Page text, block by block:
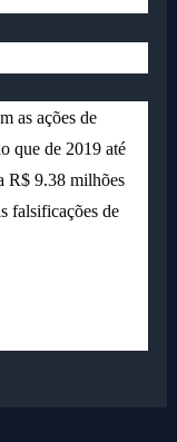
as ações de
que de 2019 até
R$ 9.38 milhões
falsificações de